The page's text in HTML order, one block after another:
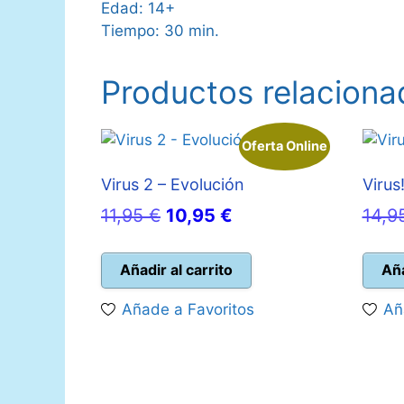
Edad: 14+
Tiempo: 30 min.
Productos
Oferta Online
Virus 2 – Evolución
11,95€ El
original
era:
11,95 €.
10,95 €
actual
es:
10,95 €.
Añadir al carrito
Añade a Favoritos
Virus!